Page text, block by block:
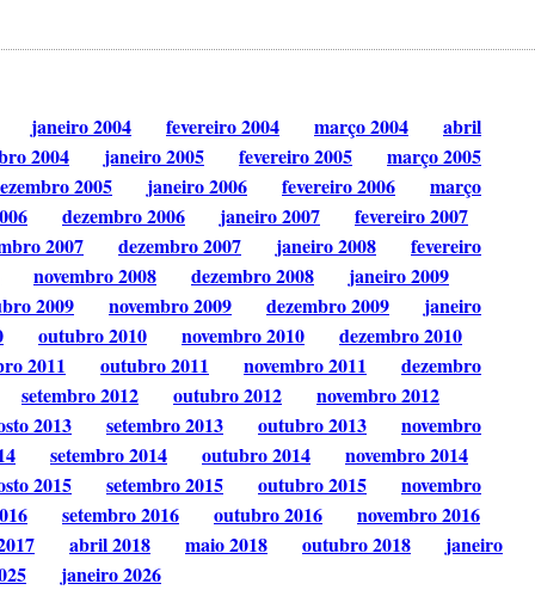
janeiro 2004 fevereiro 2004 março 2004
abril
2004 janeiro 2005 fevereiro 2005
março 2005
2005 janeiro 2006 fevereiro 2006
março
dezembro 2006 janeiro 2007
fevereiro 2007
2007 dezembro 2007 janeiro 2008
fevereiro
novembro 2008 dezembro 2008
janeiro 2009
2009 novembro 2009 dezembro 2009
janeiro
outubro 2010 novembro 2010
dezembro 2010
2011 outubro 2011 novembro 2011
dezembro
setembro 2012 outubro 2012
novembro 2012
2013 setembro 2013 outubro 2013
novembro
setembro 2014 outubro 2014
novembro 2014
2015 setembro 2015 outubro 2015
novembro
setembro 2016 outubro 2016
novembro 2016
abril 2018 maio 2018 outubro 2018
janeiro
janeiro 2026